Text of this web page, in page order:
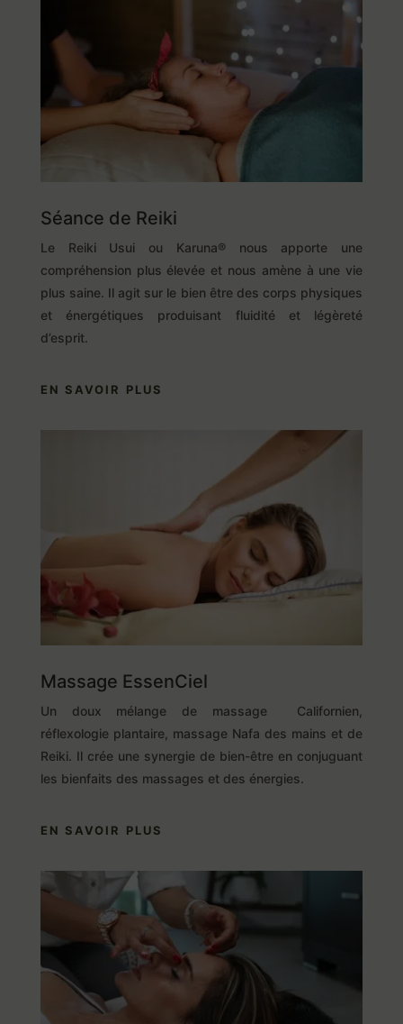
Séance de Reiki
Le Reiki Usui ou Karuna® nous apporte une
compréhension plus élevée et nous amène à une vie
plus saine. Il agit sur le bien être des corps physiques
et énergétiques produisant fluidité et légèreté
d’esprit.
EN SAVOIR PLUS
Massage EssenCiel
Un doux mélange de massage Californien,
réflexologie plantaire, massage Nafa des mains et de
Reiki. Il crée une synergie de bien-être en conjuguant
les bienfaits des massages et des énergies.
EN SAVOIR PLUS